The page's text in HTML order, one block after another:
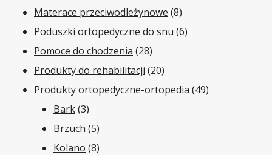
produkty
Materace przeciwodleżynowe 88
produktów
Poduszki ortopedyczne do snu 66
Pomoce do chodzenia 2828
produktów
Produkty do rehabilitacji 2020
produktów
Produkty ortopedyczne-ortopedia 4949
Bark 33
produkty
Brzuch 55
produktów
Kolano 88